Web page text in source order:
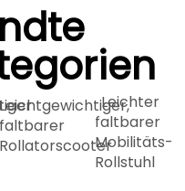
Leichtgewichtiger,
faltbarer
Rollatorscooter
Leichter
faltbarer
Mobilitäts-
Rollstuhl